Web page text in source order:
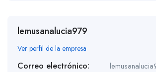
lemusanalucia979
Ver perfil de la empresa
Correo electrónico: